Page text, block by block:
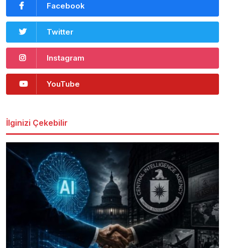
Facebook
Twitter
Instagram
YouTube
İlginizi Çekebilir